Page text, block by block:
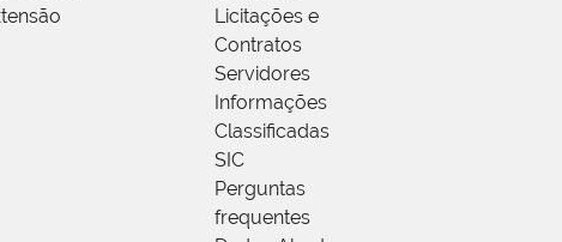
Licitações e
Contratos
Servidores
Informações
Classificadas
SIC
Perguntas
frequentes